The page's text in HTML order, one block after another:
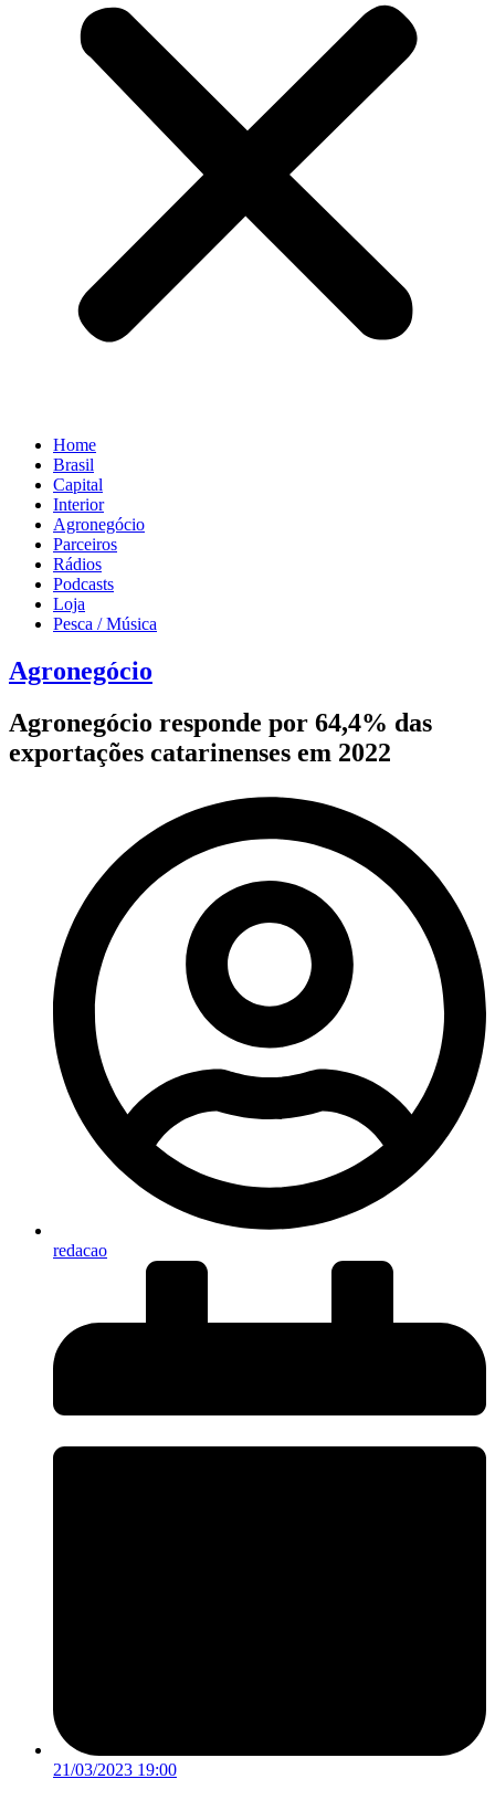
Home
Brasil
Capital
Interior
Agronegócio
Parceiros
Rádios
Podcasts
Loja
Pesca / Música
Agronegócio
Agronegócio responde por 64,4% das
exportações catarinenses em 2022
redacao
21/03/2023 19:00